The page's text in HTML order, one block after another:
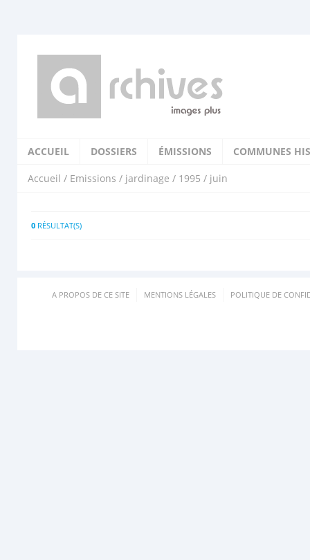
ACCUEIL DOSSIERS ÉMISSIONS COMMUNES
Accueil / Emissions / jardinage / 1995 / juin
0 RÉSULTAT(S)
A PROPOS DE CE SITE MENTIONS LÉGALES POLITIQUE DE